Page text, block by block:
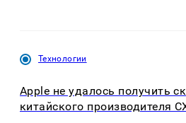
Технологии
Apple не удалось получить
китайского производителя